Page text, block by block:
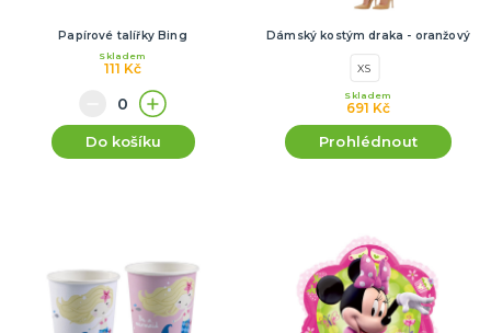
Papírové talířky Bing
111 Kč
Skladem
Do košíku
Dámský kostým draka - oranžový
XS
691 Kč
Skladem
Prohlédnout